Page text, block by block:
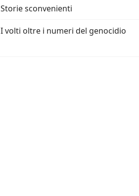
Storie sconvenienti
I volti oltre i numeri del genocidio